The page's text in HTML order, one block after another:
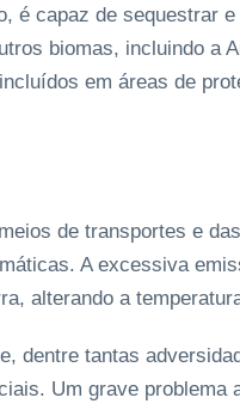
é capaz de sequestrar
biomas, incluindo a
em áreas de
de transportes e
A excessiva
alterando a
dentre tantas
Um grave problema